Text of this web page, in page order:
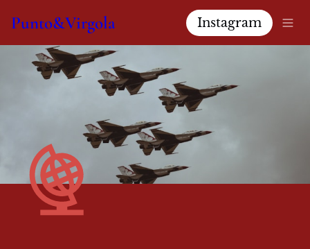
Punto&Virgola Instagram